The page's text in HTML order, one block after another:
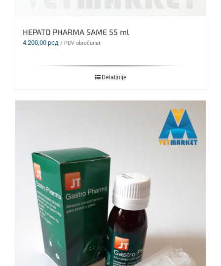
HEPATO PHARMA SAME 55 ml
4.200,00 рсд / PDV obračunat
Detaljnije